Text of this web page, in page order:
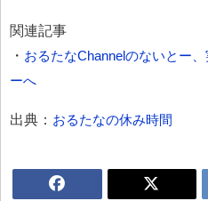
関連記事
・ おるたなChannelのないとー
ーへ
出典： おるたなの休み時間